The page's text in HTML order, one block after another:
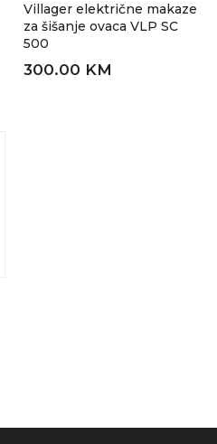
Villager električne makaze
za šišanje ovaca VLP SC
500
300.00 KM